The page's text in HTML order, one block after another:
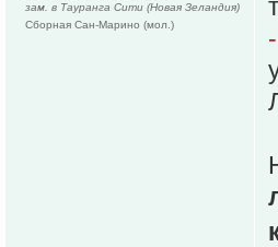
зам. в Тауранга Сити (Новая Зеландия)
Сборная Сан-Марино (мол.)